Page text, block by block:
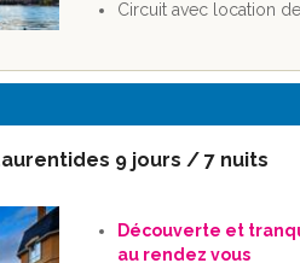
Circuit avec location
9 jours / 7 nuits
Découverte et
au rendez vous